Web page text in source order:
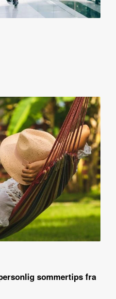
sommertips fra